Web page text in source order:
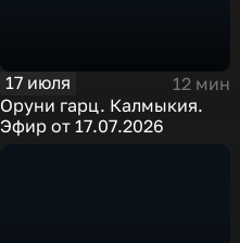
17 июля
12 мин
Оруни гарц. Калмыкия.
Эфир от 17.07.2026